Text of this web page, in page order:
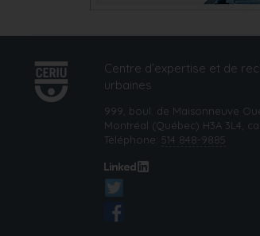
Centre d’expertise et de
urbaines
999, boul. de Maisonneuve
Montréal (Québec) H3A 3L4,
Téléphone: 514 848-9885